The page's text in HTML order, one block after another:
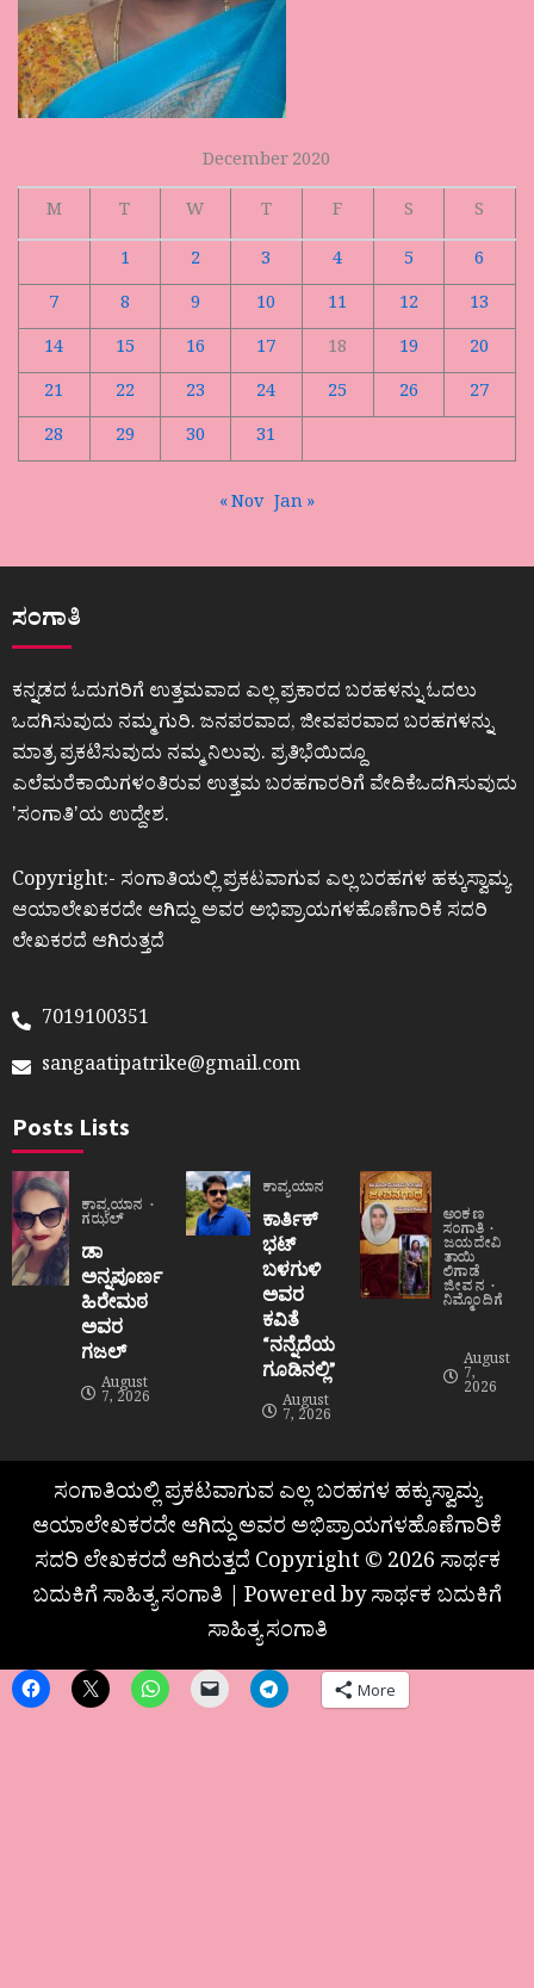
December 2020
M
T W T F S
S
1
2 3 4 5
6
7
8 9 10 11 12
13
14
15 16 17 18 19
20
21
22 23 24 25 26
27
28
29 30 31
« Nov Jan »
ಸಂಗಾತಿ
ಕನ್ನಡದ ಓದುಗರಿಗೆ ಉತ್ತಮವಾದ ಎಲ್ಲ ಪ್ರಕಾರದ ಬರಹಳನ್ನು ಓದಲು
ಒದಗಿಸುವುದು ನಮ್ಮ ಗುರಿ. ಜನಪರವಾದ, ಜೀವಪರವಾದ ಬರಹಗಳನ್ನು
ಮಾತ್ರ ಪ್ರಕಟಿಸುವುದು ನಮ್ಮ ನಿಲುವು. ಪ್ರತಿಭೆಯಿದ್ದೂ
ಎಲೆಮರೆಕಾಯಿಗಳಂತಿರುವ ಉತ್ತಮ ಬರಹಗಾರರಿಗೆ ವೇದಿಕೆಒದಗಿಸುವುದು
ʼಸಂಗಾತಿʼಯ ಉದ್ದೇಶ.
Copyright:- ಸಂಗಾತಿಯಲ್ಲಿ ಪ್ರಕಟವಾಗುವ ಎಲ್ಲ ಬರಹಗಳ ಹಕ್ಕುಸ್ವಾಮ್ಯ
ಆಯಾಲೇಖಕರದೇ ಆಗಿದ್ದು ಅವರ ಅಭಿಪ್ರಾಯಗಳಹೊಣೆಗಾರಿಕೆ ಸದರಿ
ಲೇಖಕರದೆ ಆಗಿರುತ್ತದೆ
7019100351
sangaatipatrike@gmail.com
Posts Lists
ಕಾವ್ಯಯಾನ
ಗಝಲ್
ಡಾ
ಅನ್ನಪೂರ್ಣ
ಹಿರೇಮಠ
ಅವರ
ಗಜಲ್
August
7, 2026
ಕಾವ್ಯಯಾನ
ಕಾರ್ತಿಕ್
ಭಟ್
ಬಳಗುಳಿ
ಅವರ
ಕವಿತೆ
“ನನ್ನೆದೆಯ
ಗೂಡಿನಲ್ಲಿ”
August
7, 2026
ಅಂಕಣ
ಸಂಗಾತಿ
ಜಯದೇವಿ
ತಾಯಿ
ಲಿಗಾಡೆ
ಜೀವನ
ನಿಮ್ಮೊಂದಿಗೆ
August
7,
2026
ಸಂಗಾತಿಯಲ್ಲಿ ಪ್ರಕಟವಾಗುವ ಎಲ್ಲ ಬರಹಗಳ ಹಕ್ಕುಸ್ವಾಮ್ಯ
ಆಯಾಲೇಖಕರದೇ ಆಗಿದ್ದು ಅವರ ಅಭಿಪ್ರಾಯಗಳಹೊಣೆಗಾರಿಕೆ
ಸದರಿ ಲೇಖಕರದೆ ಆಗಿರುತ್ತದೆ Copyright © 2026 ಸಾರ್ಥಕ
ಬದುಕಿಗೆ ಸಾಹಿತ್ಯ ಸಂಗಾತಿ | Powered by ಸಾರ್ಥಕ ಬದುಕಿಗೆ
ಸಾಹಿತ್ಯ ಸಂಗಾತಿ
More